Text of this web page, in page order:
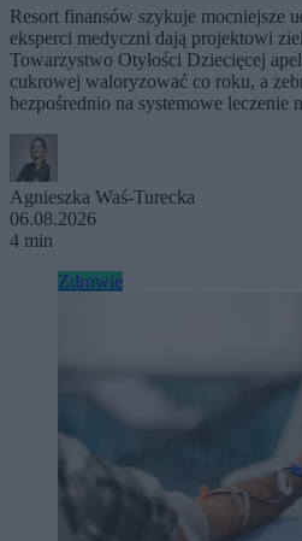
Resort finansów szykuje mocniejsze
eksperci medyczni dają projektowi
Towarzystwo Otyłości Dziecięcej
cukrowej waloryzować co roku, a
bezpośrednio na systemowe leczenie
Agnieszka Waś-Turecka
06.08.2026
4 min
Zdrowie